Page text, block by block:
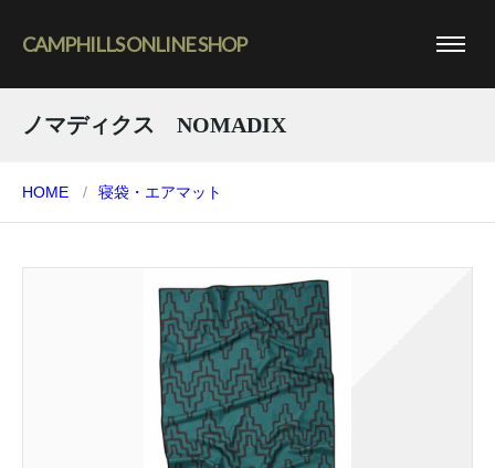
CAMPHILLS ONLINE SHOP
ノマディクス NOMADIX
HOME 寝袋・エアマット